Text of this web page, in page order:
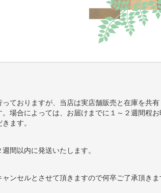
ておりますが、当店は実店舗販売と在庫を共
場合によっては、お届けまでに１～２週間程
ます。
間以内に発送いたします。
ンセルとさせて頂きますので何卒ご了承頂きま